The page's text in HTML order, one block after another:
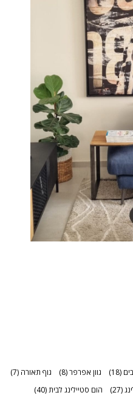
(18) גוון אפרפר(8) גוף תאורה (7)
(27) הום סטיילינג לבית(40)